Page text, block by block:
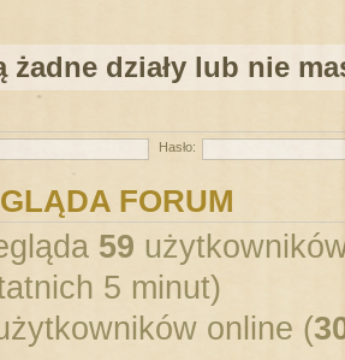
żadne działy lub nie
Hasło:
FORUM
59
5 minut)
online (